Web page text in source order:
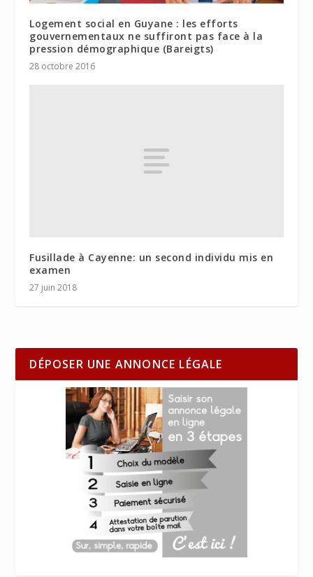
Logement social en Guyane : les efforts
gouvernementaux ne suffiront pas face à la
pression démographique (Bareigts)
28 octobre 2016
Fusillade à Cayenne: un second individu mis en
examen
27 juin 2018
DÉPOSER UNE ANNONCE LÉGALE